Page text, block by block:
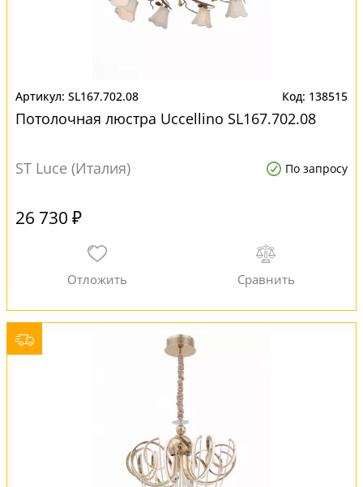
SL167.702.08 138515
Потолочная люстра Uccellino SL167.702.08
ST Luce (Италия) По запросу
26 730 ₽